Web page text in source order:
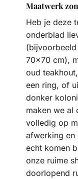
Maatwerk
Heb je deze
onderblad
70×70 cm),
oud
een ring, of
donker
maken we al
volledig op
afwerking en
echt komen
onze ruime
doorlopend